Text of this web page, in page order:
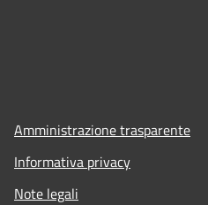
Amministrazione trasparente
Informativa privacy
Note legali